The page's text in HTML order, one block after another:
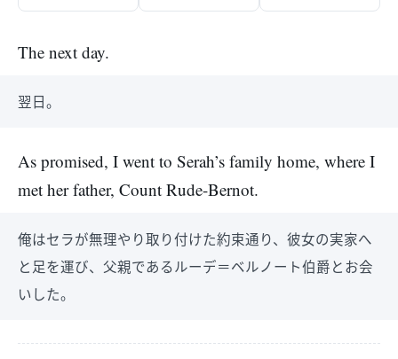
The next day.
翌日。
As promised, I went to Serah’s family home, where I
met her father, Count Rude-Bernot.
俺はセラが無理やり取り付けた約束通り、彼女の実家へ
と足を運び、父親であるルーデ＝ベルノート伯爵とお会
いした。